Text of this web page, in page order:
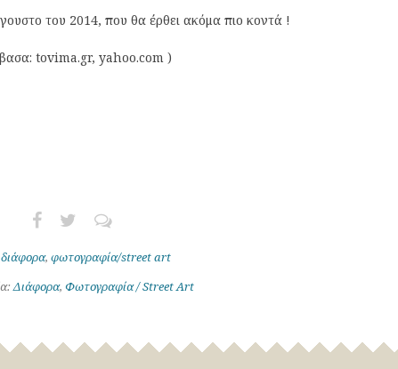
του 2014, που θα έρθει ακόμα πιο κοντά !
tovima.gr, yahoo.com )
διάφορα, φωτογραφία/street art
Διάφορα, Φωτογραφία / Street Art